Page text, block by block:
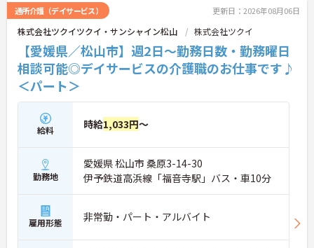
連携の体制がしっかりと整っています。働き方の面
では、夜勤明けの翌日が原則として公休となるほ
か、月平均の残業時間も5時間から7時間程度とかな
り少なめです。常勤スタッフの比率が90パーセント
を超えているため急な勤務変更が発生しにくく、あ
らかじめ決められた訪問予定表に沿って規則正しく
働けます。入職後は現場スタッフによるお一人おひ
とりに合わせた個別のOJT研修が実施されます。eラ
専門性を着実に深めていける環境が用意されていま
す。
★おすすめPOINT★
＜個別ＯＪＴとチーム連携で着実に成長！＞
・入職後はお一人おひとりの習熟度に合わせた個別
のＯＪＴ研修を実施し、ｅラーニングを用いた学習
の機会も提供されます
・施設内には看護師が24時間常駐しており、急変時
通所介護（デイサービス） 更新日：2026年08月06日
株式会社ツクイツクイ・サンシャイン松山 株式会社ツクイ
【愛媛県／松山市】週2日～勤務日数・勤務曜日
相談可能◎デイサービスの介護職のお仕事です♪
＜パート＞
給料 時給1,033円～
勤務地
愛媛県 松山市 桑原3-14-30
伊予鉄道高浜線「福音寺駅」バス・車10分
雇用形態 非常勤・パート・アルバイト